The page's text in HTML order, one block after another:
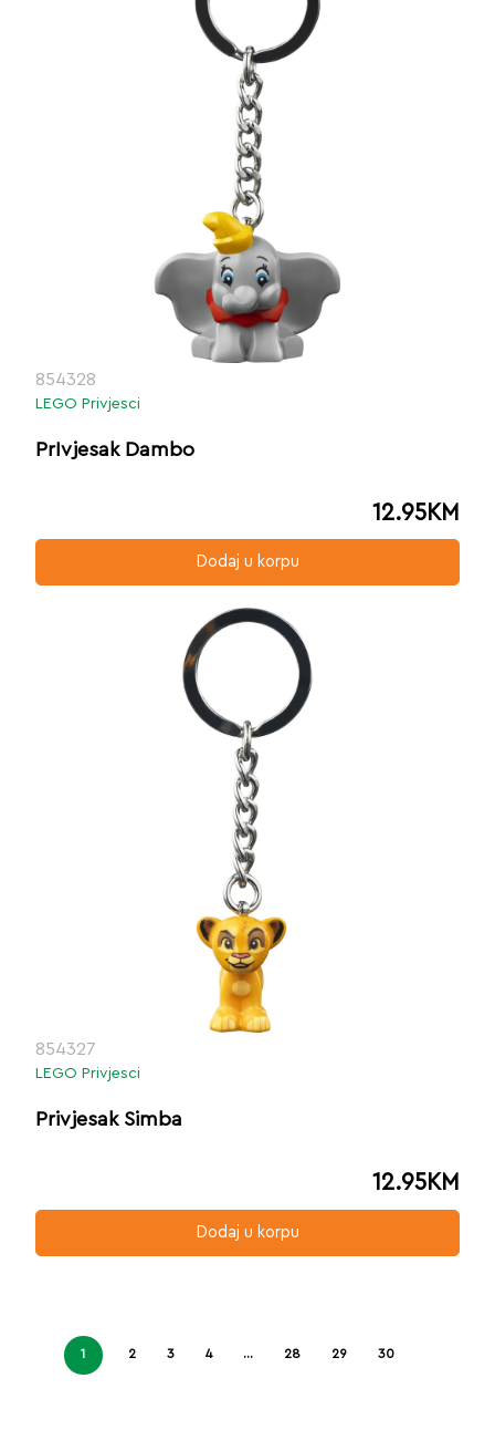
854328
LEGO Privjesci
PrIvjesak Dambo
12.95KM
Dodaj u korpu
854327
LEGO Privjesci
Privjesak Simba
12.95KM
Dodaj u korpu
1 2 3 4 … 28 29 30